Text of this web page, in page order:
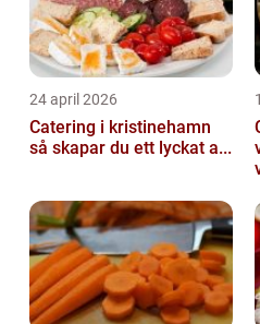
24 april 2026
Catering i kristinehamn
så skapar du ett lyckat a...